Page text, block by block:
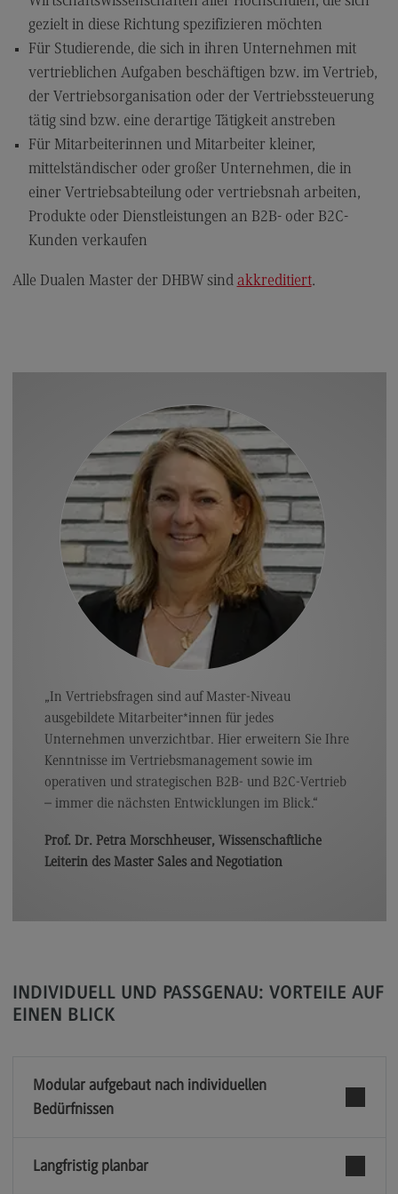
Modulangebot
Berufsperspektiven
Kontakt
Digital Business Management
Digital Business Management
Modulangebot
Berufsperspektiven
Kontakt
Digitalisierung in der Sozialen Arbeit
Berufsperspektiven
Elektrotechnik und Informationstechnik
Elektrotechnik und Informationstechnik
Profil-O-Mat Elektrotechnik und
Informationstechnik
Rahmenbedingungen
Modulangebot
Berufsperspektiven
Entrepreneurship
Modulangebot
Berufsperspektiven
Kontakt
Executive Engineering
Executive Engineering
Kontakt
Modulangebot
Kontakt
gezielt in diese Richtung spezifizieren möchten
Für Studierende, die sich in ihren Unternehmen mit
vertrieblichen Aufgaben beschäftigen bzw. im Vertrieb,
der Vertriebsorganisation oder der Vertriebssteuerung
tätig sind bzw. eine derartige Tätigkeit anstreben
Für Mitarbeiterinnen und Mitarbeiter kleiner,
mittelständischer oder großer Unternehmen, die in
einer Vertriebsabteilung oder vertriebsnah arbeiten,
Produkte oder Dienstleistungen an B2B- oder B2C-
Kunden verkaufen
Alle Dualen Master der DHBW sind akkreditiert.
„In Vertriebsfragen sind auf Master-Niveau
ausgebildete Mitarbeiter*innen für jedes
Unternehmen unverzichtbar. Hier erweitern Sie Ihre
Kenntnisse im Vertriebsmanagement sowie im
operativen und strategischen B2B- und B2C-Vertrieb
– immer die nächsten Entwicklungen im Blick.“
Prof. Dr. Petra Morschheuser, Wissenschaftliche
Leiterin des Master Sales and Negotiation
INDIVIDUELL UND PASSGENAU: VORTEILE AUF
EINEN BLICK
Modular aufgebaut nach individuellen
Bedürfnissen
Langfristig planbar